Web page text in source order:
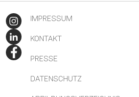
IMPRESSUM
KONTAKT
PRESSE
DATENSCHUTZ